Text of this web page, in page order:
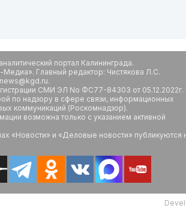
портал Калининграда.
Главный редактор: Чистякова Л.С.
СМИ ЭЛ No ФС77-84303 от
по надзору в сфере связи, информационных
коммуникаций (Роскомнадзор).
возможна только с указанием активной
«Новости» и «Деловые новости» публикуются